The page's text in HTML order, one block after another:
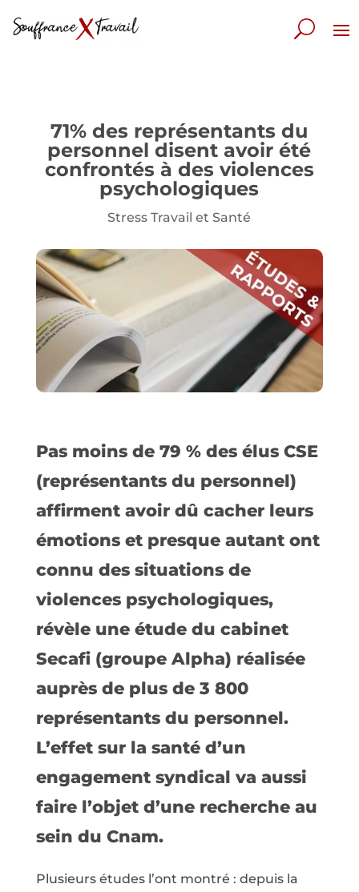
71% des représentants du
personnel disent avoir été
confrontés à des violences
psychologiques
Stress Travail et Santé
Pas moins de 79 % des élus CSE
(représentants du personnel)
affirment avoir dû cacher leurs
émotions et presque autant ont
connu des situations de
violences psychologiques,
révèle une étude du cabinet
Secafi (groupe Alpha) réalisée
auprès de plus de 3 800
représentants du personnel.
L’effet sur la santé d’un
engagement syndical va aussi
faire l’objet d’une recherche au
sein du Cnam.
Plusieurs études l’ont montré : depuis la